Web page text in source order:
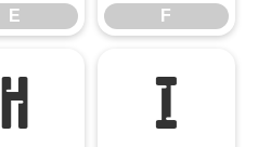
E F
H I